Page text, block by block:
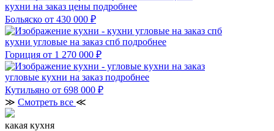
кухни на заказ цены подробнее
Больяско от 430 000 ₽
кухни угловые на заказ спб подробнее
Гориция от 1 270 000 ₽
угловые кухни на заказ подробнее
Кутильяно от 698 000 ₽
≫ Смотреть все ≪
какая кухня